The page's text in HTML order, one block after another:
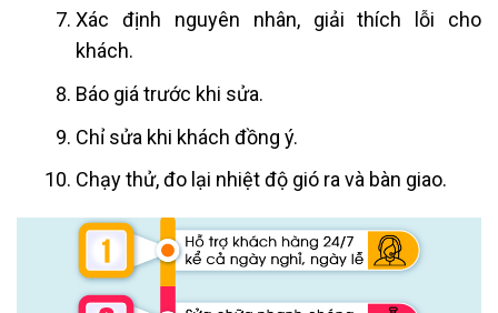
Xác định nguyên nhân, giải thích lỗi cho
khách.
Báo giá trước khi sửa.
Chỉ sửa khi khách đồng ý.
Chạy thử, đo lại nhiệt độ gió ra và bàn giao.